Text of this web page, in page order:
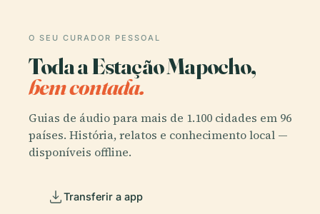
O SEU CURADOR PESSOAL
Toda a Estação Mapocho,
bem contada.
Guias de áudio para mais de 1.100 cidades em 96
países. História, relatos e conhecimento local —
disponíveis offline.
Transferir a app